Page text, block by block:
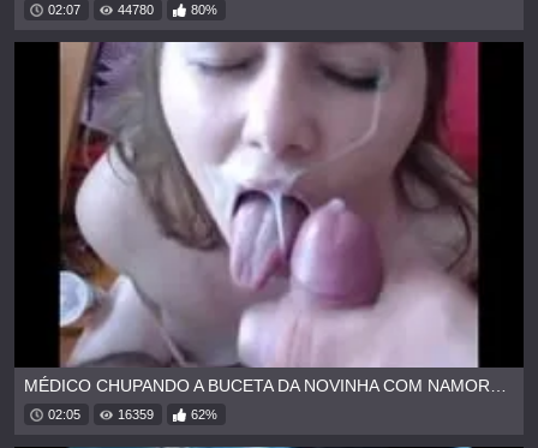
02:07 44780 80%
MÉDICO CHUPANDO A BUCETA DA NOVINHA COM NAMORADO DO LADO
02:05 16359 62%